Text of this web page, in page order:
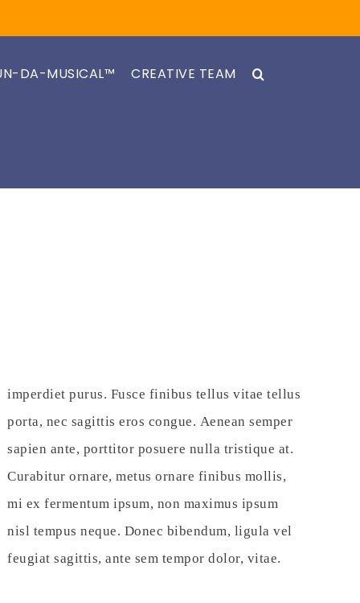
DA-MUSICAL™ CREATIVE TEAM
imperdiet purus. Fusce finibus tellus vitae tellus
porta, nec sagittis eros congue. Aenean semper
sapien ante, porttitor posuere nulla tristique at.
Curabitur ornare, metus ornare finibus mollis,
mi ex fermentum ipsum, non maximus ipsum
nisl tempus neque. Donec bibendum, ligula vel
feugiat sagittis, ante sem tempor dolor, vitae.